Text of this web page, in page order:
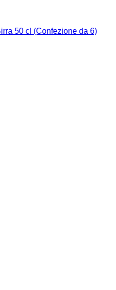
50 cl (Confezione da 6)